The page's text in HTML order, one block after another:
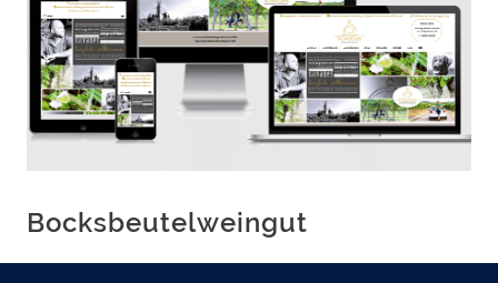
Bocksbeutelweingut